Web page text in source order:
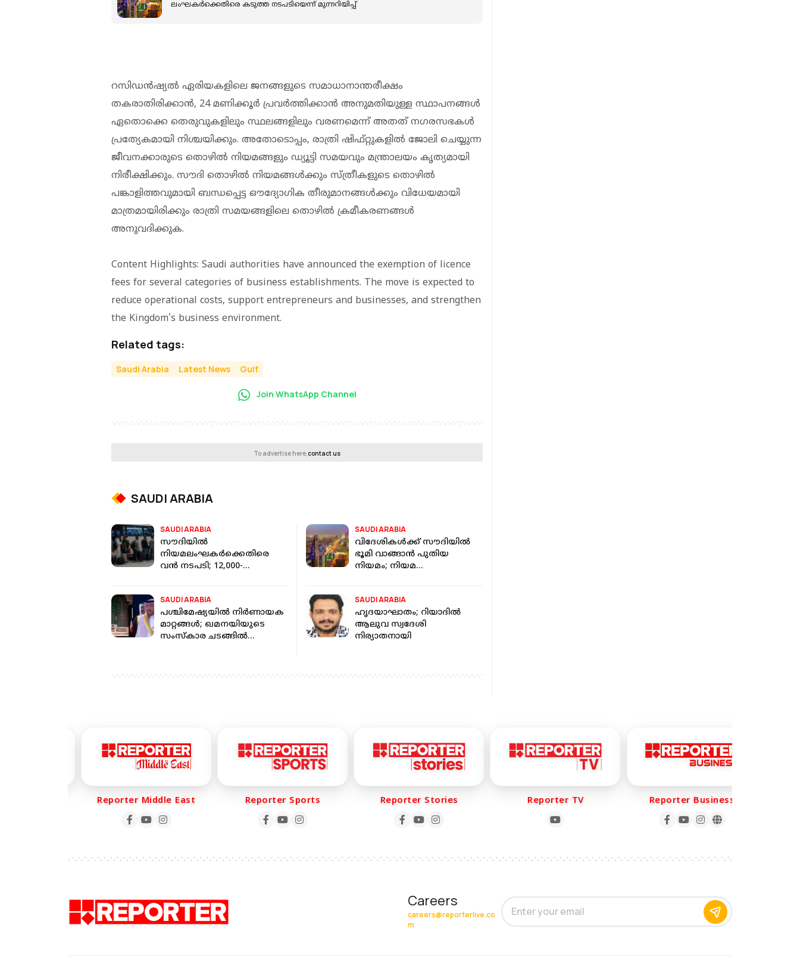
ലംഘകർക്കെതിരെ കടുത്ത നടപടിയെന്ന് മുന്നറിയിപ്പ്
റസിഡൻഷ്യൽ ഏരിയകളിലെ ജനങ്ങളുടെ സമാധാനാന്തരീക്ഷം
തകരാതിരിക്കാൻ, 24 മണിക്കൂർ പ്രവർത്തിക്കാൻ അനുമതിയുള്ള സ്ഥാപനങ്ങൾ
ഏതൊക്കെ തെരുവുകളിലും സ്ഥലങ്ങളിലും വരണമെന്ന് അതത് നഗരസഭകൾ
പ്രത്യേകമായി നിശ്ചയിക്കും. അതോടൊപ്പം, രാത്രി ഷിഫ്റ്റുകളിൽ ജോലി ചെയ്യുന്ന
ജീവനക്കാരുടെ തൊഴിൽ നിയമങ്ങളും ഡ്യൂട്ടി സമയവും മന്ത്രാലയം കൃത്യമായി
നിരീക്ഷിക്കും. സൗദി തൊഴിൽ നിയമങ്ങൾക്കും സ്ത്രീകളുടെ തൊഴിൽ
പങ്കാളിത്തവുമായി ബന്ധപ്പെട്ട ഔദ്യോഗിക തീരുമാനങ്ങൾക്കും വിധേയമായി
മാത്രമായിരിക്കും രാത്രി സമയങ്ങളിലെ തൊഴിൽ ക്രമീകരണങ്ങൾ
അനുവദിക്കുക.
Content Highlights: Saudi authorities have announced the exemption of licence
fees for several categories of business establishments. The move is expected to
reduce operational costs, support entrepreneurs and businesses, and strengthen
the Kingdom's business environment.
Related tags:
Saudi Arabia Latest News Gulf
Join WhatsApp Channel
To advertise here,contact us
SAUDI ARABIA
SAUDI ARABIA
സൗദിയിൽ
നിയമലംഘകർക്കെതിരെ
വൻ നടപടി; 12,000-
SAUDI ARABIA
വിദേശികൾക്ക് സൗദിയിൽ
ഭൂമി വാങ്ങാൻ പുതിയ
നിയമം; നിയമ
SAUDI ARABIA
പശ്ചിമേഷ്യയിൽ നിർണായക
മാറ്റങ്ങൾ; ഖമനയിയുടെ
സംസ്കാര ചടങ്ങിൽ
SAUDI ARABIA
ഹൃദയാഘാതം; റിയാദില്‍
ആലുവ സ്വദേശി
നിര്യാതനായി
Reporter Middle East Reporter Sports Reporter Stories Reporter TV Reporter Business
Careers
careers@reporterlive.co
m